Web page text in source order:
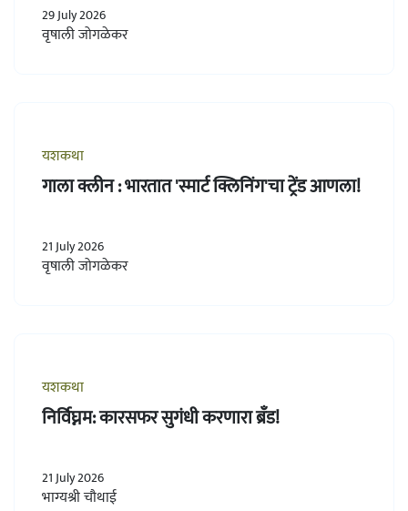
29 July 2026
वृषाली जोगळेकर
यशकथा
गाला क्लीन : भारतात 'स्मार्ट क्लिनिंग'चा ट्रेंड आणला!
21 July 2026
वृषाली जोगळेकर
यशकथा
निर्विघ्नम: कारसफर सुगंधी करणारा ब्रँड!
21 July 2026
भाग्यश्री चौथाई